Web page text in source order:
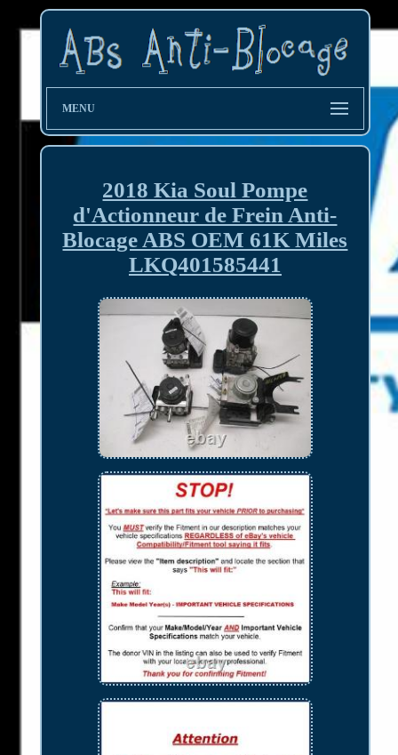
MENU
2018 Kia Soul Pompe
d'Actionneur de Frein Anti-
Blocage ABS OEM 61K Miles
LKQ401585441